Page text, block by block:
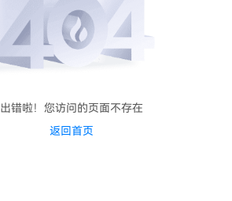
出错啦！您访问的页面不存在
返回首页